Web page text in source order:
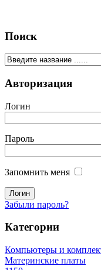
Поиск
Авторизация
Логин
Пароль
Запомнить меня
Забыли пароль?
Категории
Компьютеры и
Материнские платы